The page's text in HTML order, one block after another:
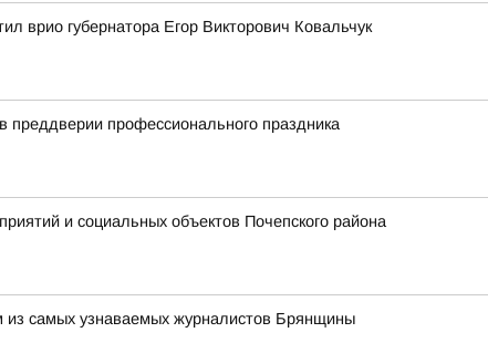
врио губернатора Егор Викторович Ковальчук
преддверии профессионального праздника
и социальных объектов Почепского района
из самых узнаваемых журналистов Брянщины